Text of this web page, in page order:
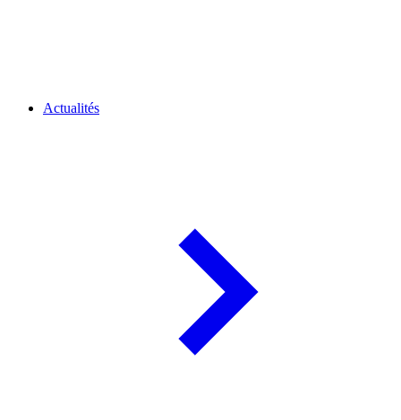
Actualités